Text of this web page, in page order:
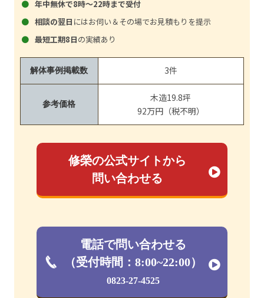
年中無休で8時～22時まで受付
相談の翌日 にはお伺い＆その場でお見積もりを提示
最短工期8日の実績あり
解体事例掲載数 3件
参考価格
木造19.8坪
92万円（税不明）
修榮の公式サイトから
問い合わせる
電話で問い合わせる
（受付時間：8:00~22:00）
0823-27-4525